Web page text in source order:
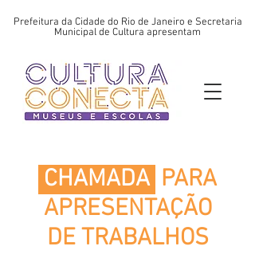
Prefeitura da Cidade do Rio de Janeiro e Secretaria
Municipal de Cultura apresentam
CHAMADA PARA
APRESENTAÇÃO
DE TRABALHOS